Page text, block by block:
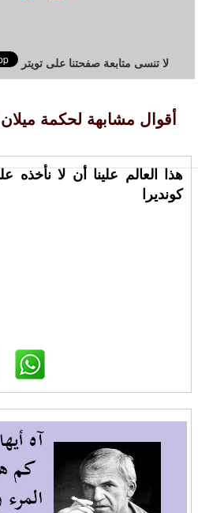
لا تنسى متابعة صفحتنا على تويتر
أقوال مشابهة لحكمة ميلان
هذا العالم علينا أن لا
كونديرا